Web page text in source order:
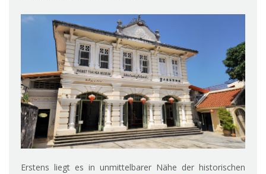
Erstens liegt es in unmittelbarer Nähe der historischen